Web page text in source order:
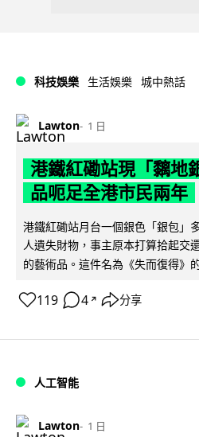
科技娛樂 生活娛樂 城中熱話
Lawton 1 日
港鐵紅磡站現「黐地
品呃足全港市民兩年
港鐵紅磡站月台一個銀色「銀包」
人遺失財物，事主原本打算拾起交
的藝術品。這件名為《失而復得》
119 4 ↗ 分享
人工智能
Lawton 1 日